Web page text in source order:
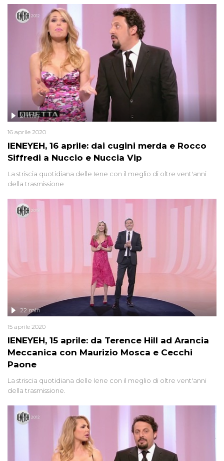
IENEYEH, 16 aprile: dai cugini merda e Rocco
Siffredi a Nuccio e Nuccia Vip
21 min
16 aprile 2020
La striscia quotidiana delle Iene con il meglio di oltre vent'anni
della trasmissione
IENEYEH, 15 aprile: da Terence Hill ad Arancia
Meccanica con Maurizio Mosca e Cecchi
Paone
22 min
15 aprile 2020
La striscia quotidiana delle Iene con il meglio di oltre vent'anni
della trasmissione.